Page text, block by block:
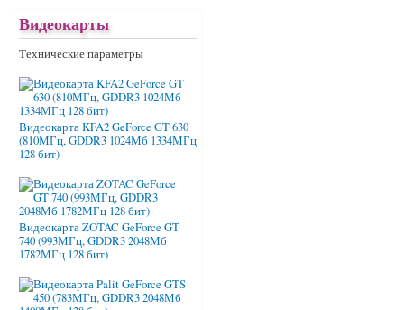
Видеокарты
Технические параметры
Видеокарта KFA2 GeForce GT 630
(810МГц, GDDR3 1024Мб 1334МГц
128 бит)
Видеокарта ZOTAC GeForce GT
740 (993МГц, GDDR3 2048Мб
1782МГц 128 бит)